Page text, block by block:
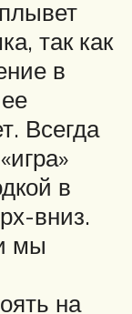
так как
в
Всегда
в
вниз.
мы
на